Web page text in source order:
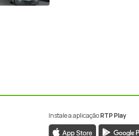
Instale a aplicaçãoRTP Play